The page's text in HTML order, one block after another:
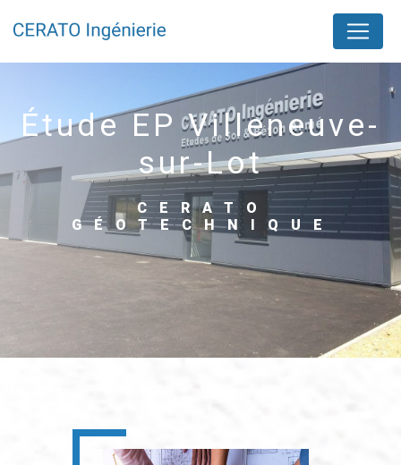
étude EP Villeneuve-
sur-Lot
CERATO
GÉOTECHNIQUE